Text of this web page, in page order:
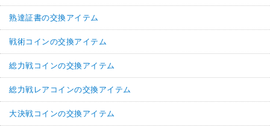
熟達証書の交換アイテム
戦術コインの交換アイテム
総力戦コインの交換アイテム
総力戦レアコインの交換アイテム
大決戦コインの交換アイテム